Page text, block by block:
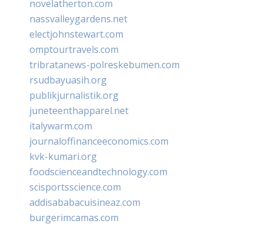
novelatherton.com
nassvalleygardens.net
electjohnstewart.com
omptourtravels.com
tribratanews-polreskebumen.com
rsudbayuasih.org
publikjurnalistik.org
juneteenthapparel.net
italywarm.com
journaloffinanceeconomics.com
kvk-kumari.org
foodscienceandtechnology.com
scisportsscience.com
addisababacuisineaz.com
burgerimcamas.com